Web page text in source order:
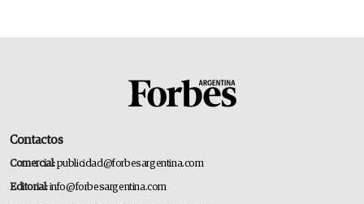
Contactos
Comercial:publicidad@forbesargentina.com
Editorial:info@forbesargentina.com